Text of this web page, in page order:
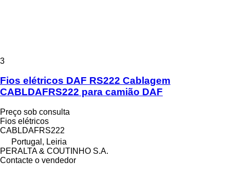
3
Fios elétricos DAF RS222 Cablagem
CABLDAFRS222 para camião DAF
Preço sob consulta
Fios elétricos
CABLDAFRS222
Portugal, Leiria
PERALTA & COUTINHO S.A.
Contacte o vendedor